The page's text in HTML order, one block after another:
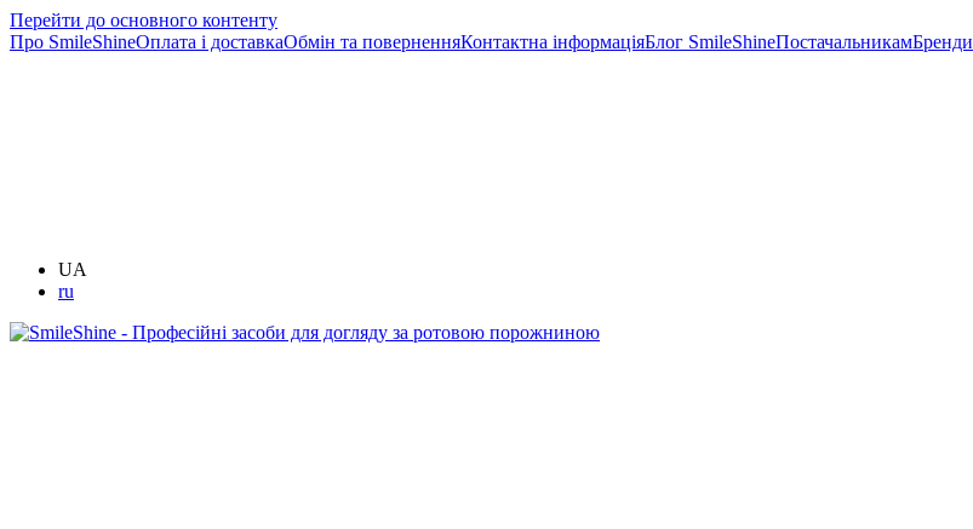
Перейти до основного контенту
Про SmileShineОплата і доставкаОбмін та поверненняКонтактна інформаціяБлог SmileShineПостачальникамБренди
UA
ru